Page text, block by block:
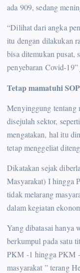
ada 909, sedang
“Dilihat dari angka
itu dengan dilakukan
bisa ditemukan pusat,
penyebaran Covid-
Tetap mamatuhi
Menyinggung tentang
disejulah sektor,
mengatakan, hal itu
tetap menggeliat
Dikatakan sejak
Masyarakat) I hingga
tidak melarang
dalam kegiatan
Yang dibatasai hanya
berkumpul pada satu
PKM -1 hingga PKM
masyarakat ” terang